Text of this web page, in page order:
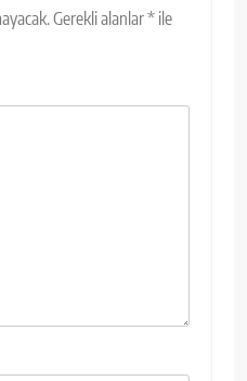
Gerekli alanlar* ile